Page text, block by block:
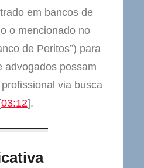
em bancos de
o mencionado no
de Peritos”) para
advogados possam
via busca
03:12].